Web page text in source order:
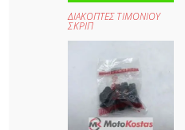
ΔΙΑΚΟΠΤΕΣ ΤΙΜΟΝΙΟΥ
ΣΚΡΙΠ